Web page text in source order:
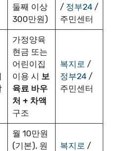
둘째 이상
300만원)
/ 정부24/
주민센터
가정양육
현금 또는
어린이집
이용 시 보
육료 바우
처 + 차액
구조
복지로 /
정부24/
주민센터
월 10만원
(기본), 원
복지로 /